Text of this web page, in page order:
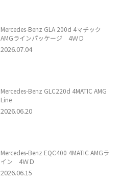
Mercedes-Benz GLA 200d 4マチック
AMGラインパッケージ 4ＷＤ
2026.07.04
Mercedes-Benz GLC220d 4MATIC AMG
Line
2026.06.20
Mercedes-Benz EQC400 4MATIC AMGラ
イン 4ＷＤ
2026.06.15